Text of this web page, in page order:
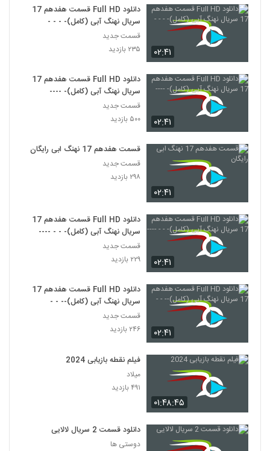
۰۲:۴۱
دانلود Full HD قسمت هفدهم 17
سریال نهنگ آبی (کامل)- - - -
قسمت جدید
۲۳۵ بازدید
۰۲:۴۱
دانلود Full HD قسمت هفدهم 17
سریال نهنگ آبی (کامل)- ----
قسمت جدید
۵۰۰ بازدید
۰۲:۴۱
قسمت هفدهم 17 نهنگ ابی رایگان
قسمت جدید
۲۹۸ بازدید
۰۲:۴۱
دانلود Full HD قسمت هفدهم 17
سریال نهنگ آبی (کامل)- - - ----
قسمت جدید
۲۲۹ بازدید
۰۲:۴۱
دانلود Full HD قسمت هفدهم 17
سریال نهنگ آبی (کامل)-- - -
قسمت جدید
۲۴۶ بازدید
۰۱:۴۸:۴۵
فیلم نقطه بازیابی 2024
میلاد
۴۹۱ بازدید
دانلود قسمت 2 سریال لالایی
دوستی ها